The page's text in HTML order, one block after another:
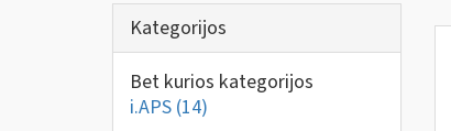
Kategorijos
Bet kurios kategorijos
i.APS (14)